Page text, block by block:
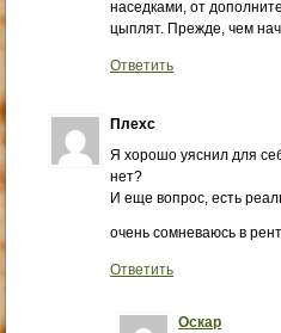
наседками, от
цыплят. Прежде, чем
Ответить
Плехс
Я хорошо уяснил для
нет?
И еще вопрос, есть
очень сомневаюсь в
Ответить
Оскар